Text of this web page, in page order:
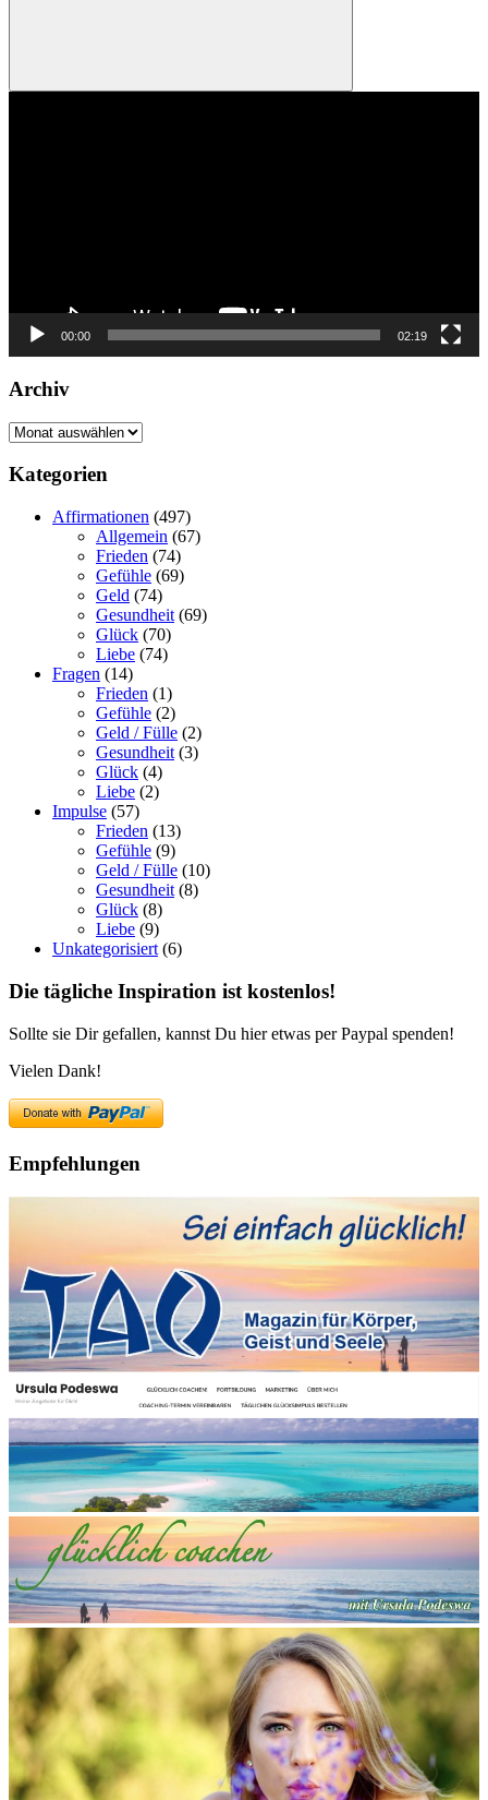
Suchen
00:00 02:19
Archiv
Archiv
Kategorien
Affirmationen (497)
Allgemein (67)
Frieden (74)
Gefühle (69)
Geld (74)
Gesundheit (69)
Glück (70)
Liebe (74)
Fragen (14)
Frieden (1)
Gefühle (2)
Geld / Fülle (2)
Gesundheit (3)
Glück (4)
Liebe (2)
Impulse (57)
Frieden (13)
Gefühle (9)
Geld / Fülle (10)
Gesundheit (8)
Glück (8)
Liebe (9)
Unkategorisiert (6)
Die tägliche Inspiration ist kostenlos!
Sollte sie Dir gefallen, kannst Du hier etwas per Paypal spenden!
Vielen Dank!
Empfehlungen